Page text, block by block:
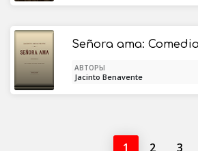
АВТОРЫ
Jacinto Benavente
1 2 3